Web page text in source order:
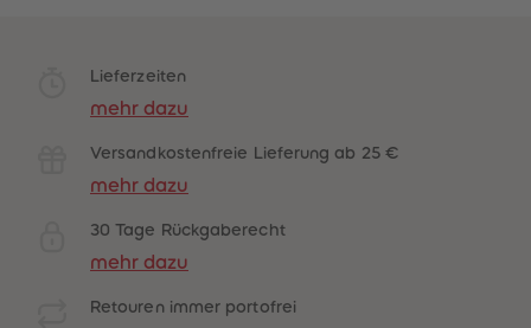
Lieferzeiten
mehr dazu
Versandkostenfreie Lieferung ab 25 €
mehr dazu
30 Tage Rückgaberecht
mehr dazu
Retouren immer portofrei